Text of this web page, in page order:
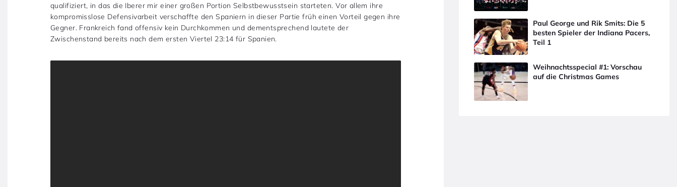
qualifiziert, in das die Iberer mir einer großen Portion Selbstbewusstsein starteten. Vor allem ihre
kompromisslose Defensivarbeit verschaffte den Spaniern in dieser Partie früh einen Vorteil gegen ihre
Gegner. Frankreich fand offensiv kein Durchkommen und dementsprechend lautete der
Zwischenstand bereits nach dem ersten Viertel 23:14 für Spanien.
Paul George und Rik Smits: Die 5
besten Spieler der Indiana Pacers,
Teil 1
Weihnachtsspecial #1: Vorschau
auf die Christmas Games